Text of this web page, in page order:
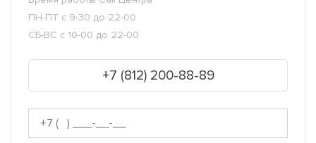
ПН-ПТ с 9-30 до 22-00
СБ-ВС с 10-00 до 22-00
+7 (812) 200-88-89